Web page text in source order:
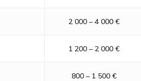
2 000 – 4 000 €
1 200 – 2 000 €
800 – 1 500 €